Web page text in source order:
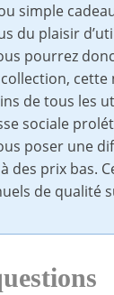
simple
du plaisir
pourrez
de tous les
sociale
poser une
des prix bas.
de qualité